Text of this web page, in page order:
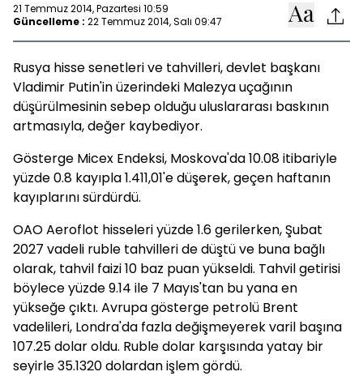
21 Temmuz 2014, Pazartesi 10:59
Güncelleme : 22 Temmuz 2014, Salı 09:47
Rusya hisse senetleri ve tahvilleri, devlet başkanı
Vladimir Putin'in üzerindeki Malezya uçağının
düşürülmesinin sebep olduğu uluslararası baskının
artmasıyla, değer kaybediyor.
Gösterge Micex Endeksi, Moskova'da 10.08 itibariyle
yüzde 0.8 kayıpla 1.411,01'e düşerek, geçen haftanın
kayıplarını sürdürdü.
OAO Aeroflot hisseleri yüzde 1.6 gerilerken, Şubat
2027 vadeli ruble tahvilleri de düştü ve buna bağlı
olarak, tahvil faizi 10 baz puan yükseldi. Tahvil getirisi
böylece yüzde 9.14 ile 7 Mayıs'tan bu yana en
yükseğe çıktı. Avrupa gösterge petrolü Brent
vadelileri, Londra'da fazla değişmeyerek varil başına
107.25 dolar oldu. Ruble dolar karşısında yatay bir
seyirle 35.1320 dolardan işlem gördü.